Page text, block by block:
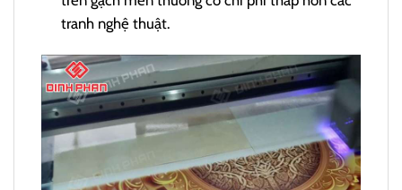
tranh nghệ thuật.